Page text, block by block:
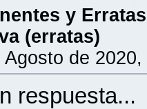
y Erratas
(erratas)
Agosto de
respuesta...